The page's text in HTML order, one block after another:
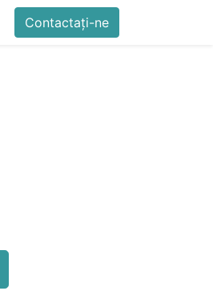
Contactați-ne Generator QR
Contactați-ne